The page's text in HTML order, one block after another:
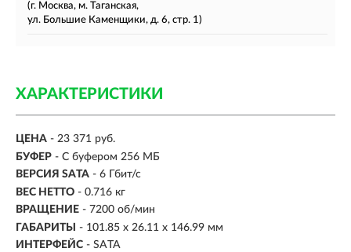
(г. Москва, м. Таганская,
ул. Большие Каменщики, д. 6, стр. 1)
ХАРАКТЕРИСТИКИ
ЦЕНА - 23 371 руб.
БУФЕР - С буфером 256 МБ
ВЕРСИЯ SATA - 6 Гбит/с
ВЕС НЕТТО - 0.716 кг
ВРАЩЕНИЕ - 7200 об/мин
ГАБАРИТЫ
- 101.85 x 26.11 x 146.99 мм
ИНТЕРФЕЙС - SATA